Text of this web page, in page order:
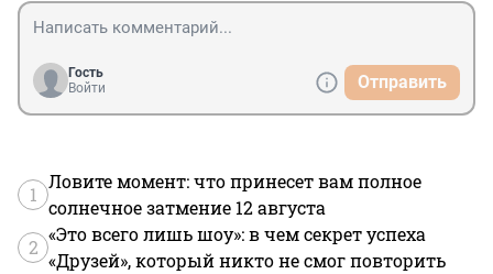
Гость
Войти
Отправить
1
Ловите момент: что принесет вам полное
солнечное затмение 12 августа
2
«Это всего лишь шоу»: в чем секрет успеха
«Друзей», который никто не смог повторить